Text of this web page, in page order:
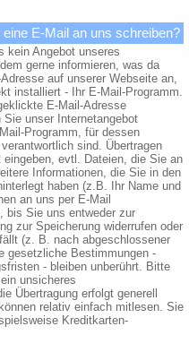
E-Mail an uns schreiben?
kein Angebot unseres
gerne informieren, was da
auf unserer Webseite an,
installiert - Ihr E-Mail-Programm.
E-Mail-Adresse
unser Internetangebot
Programm, für dessen
sind. Übertragen
evtl. Dateien, die Sie an
Informationen, die Sie in den
haben (z.B. Ihr Name und
an uns per E-Mail
bis Sie uns entweder zur
zur Speicherung widerrufen oder
(z. B. nach abgeschlossener
gesetzliche Bestimmungen -
- bleiben unberührt. Bitte
unsicheres
Übertragung erfolgt generell
relativ einfach mitlesen. Sie
Kreditkarten-